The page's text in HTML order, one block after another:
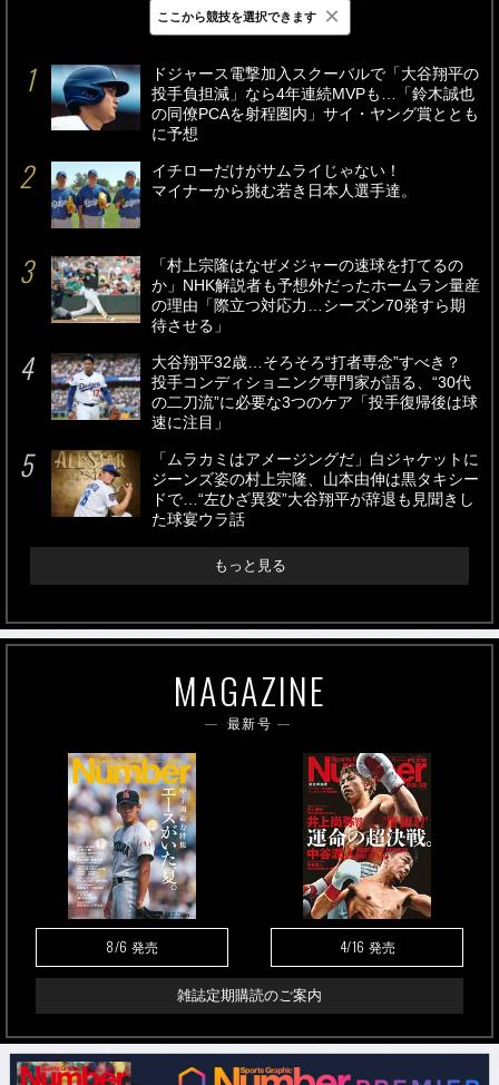
最新 24時間 週間
ドジャース電撃加入スクーバルで「大谷翔平の
投手負担減」なら4年連続MVPも…「鈴木誠也
の同僚PCAを射程圏内」サイ・ヤング賞ととも
に予想
イチローだけがサムライじゃない！
マイナーから挑む若き日本人選手達。
「村上宗隆はなぜメジャーの速球を打てるの
か」NHK解説者も予想外だったホームラン量産
の理由「際立つ対応力…シーズン70発すら期
待させる」
大谷翔平32歳…そろそろ“打者専念”すべき？
投手コンディショニング専門家が語る、“30代
の二刀流”に必要な3つのケア「投手復帰後は球
速に注目」
「ムラカミはアメージングだ」白ジャケットに
ジーンズ姿の村上宗隆、山本由伸は黒タキシー
ドで…“左ひざ異変”大谷翔平が辞退も見聞きし
た球宴ウラ話
もっと見る
MAGAZINE
最新号
8/6 発売 4/16 発売
雑誌定期購読のご案内
ここから競技を選択できます ×